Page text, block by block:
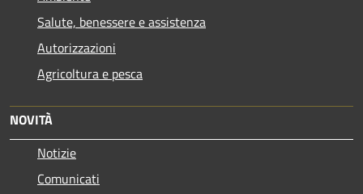
Salute, benessere e assistenza
Autorizzazioni
Agricoltura e pesca
NOVITÀ
Notizie
Comunicati